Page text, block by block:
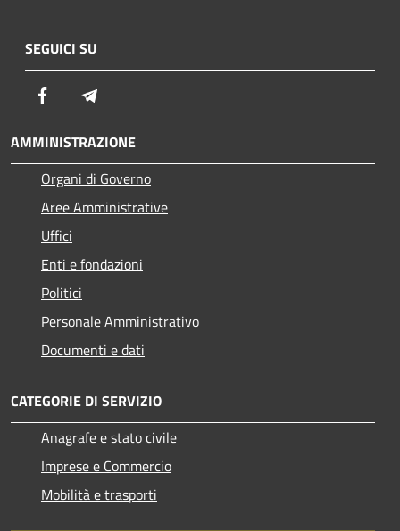
SEGUICI SU
Facebook
AMMINISTRAZIONE
Organi di Governo
Aree Amministrative
Uffici
Enti e fondazioni
Politici
Personale Amministrativo
Documenti e dati
CATEGORIE DI SERVIZIO
Anagrafe e stato civile
Imprese e Commercio
Mobilità e trasporti